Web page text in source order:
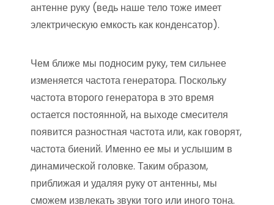
антенне руку (ведь наше тело тоже имеет
электрическую емкость как конденсатор).
Чем ближе мы подносим руку, тем сильнее
изменяется частота генератора. Поскольку
частота второго генератора в это время
остается постоянной, на выходе смесителя
появится разностная частота или, как говорят,
частота биений. Именно ее мы и услышим в
динамической головке. Таким образом,
приближая и удаляя руку от антенны, мы
сможем извлекать звуки того или иного тона.